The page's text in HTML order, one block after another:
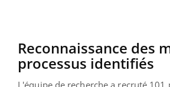
Reconnaissance des
processus identifiés
L'équipe de recherche a recruté 101